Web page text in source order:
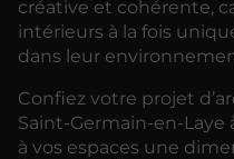
créative et cohérente,
intérieurs à la fois
dans leur
Confiez votre projet
Saint-Germain-en-
à vos espaces une